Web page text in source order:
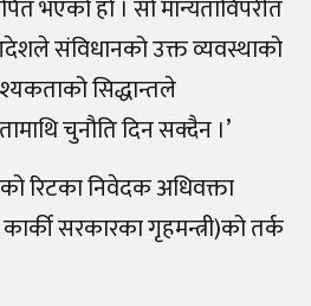
भएको हो । सो मान्यताविपरीत
संविधानको उक्त व्यवस्थाको
सिद्धान्तले
चुनौति दिन सक्दैन ।’
रिटका निवेदक अधिवक्ता
सरकारका गृहमन्त्री)को तर्क